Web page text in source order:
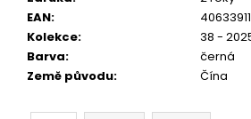
EAN:
Kolekce:
38 -
Barva:
černá
Země původu: Čína